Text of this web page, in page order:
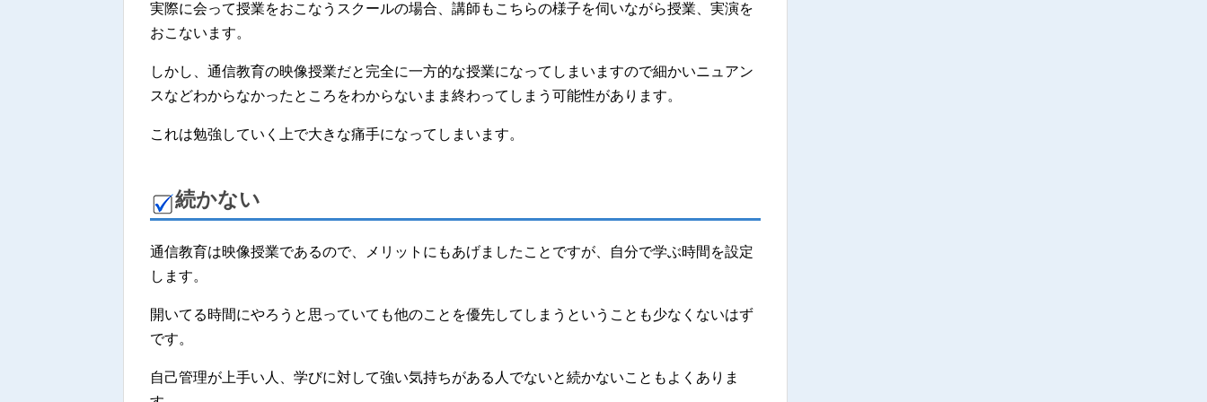
実際に会って授業をおこなうスクールの場合、講師もこちらの様子を伺いながら授業、実演を
おこないます。
しかし、通信教育の映像授業だと完全に一方的な授業になってしまいますので細かいニュアン
スなどわからなかったところをわからないまま終わってしまう可能性があります。
これは勉強していく上で大きな痛手になってしまいます。
続かない
通信教育は映像授業であるので、メリットにもあげましたことですが、自分で学ぶ時間を設定
します。
開いてる時間にやろうと思っていても他のことを優先してしまうということも少なくないはず
です。
自己管理が上手い人、学びに対して強い気持ちがある人でないと続かないこともよくありま